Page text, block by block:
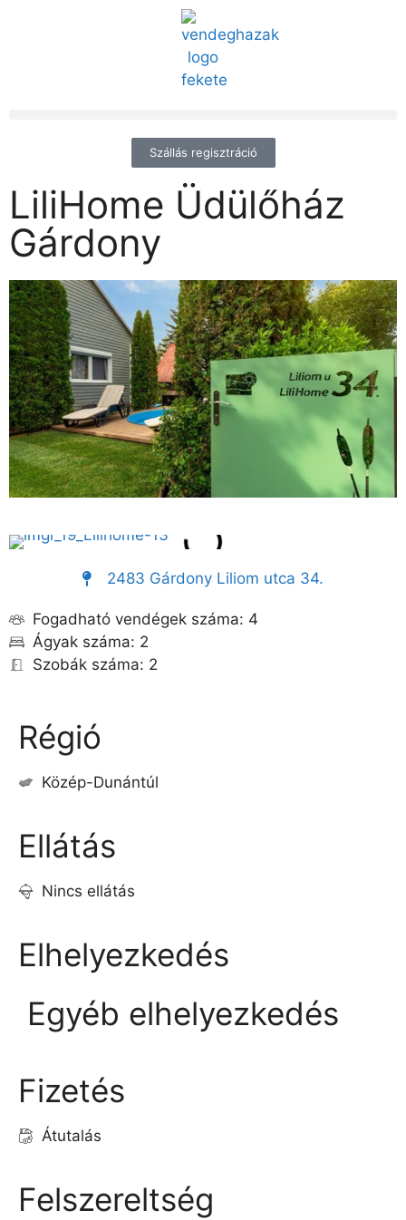
Szállás regisztráció
LiliHome Üdülőház
Gárdony
2483 Gárdony Liliom utca 34.
Fogadható vendégek száma: 4
Ágyak száma: 2
Szobák száma: 2
Felszereltség
Régió
Közép-Dunántúl
Ellátás
Nincs ellátás
Elhelyezkedés
Egyéb elhelyezkedés
Fizetés
Átutalás